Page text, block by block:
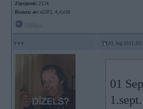
Ziņojumi: 2124
Braucu ar: e53FL 4,4;e38
vvv 01. Sep 2021,
01